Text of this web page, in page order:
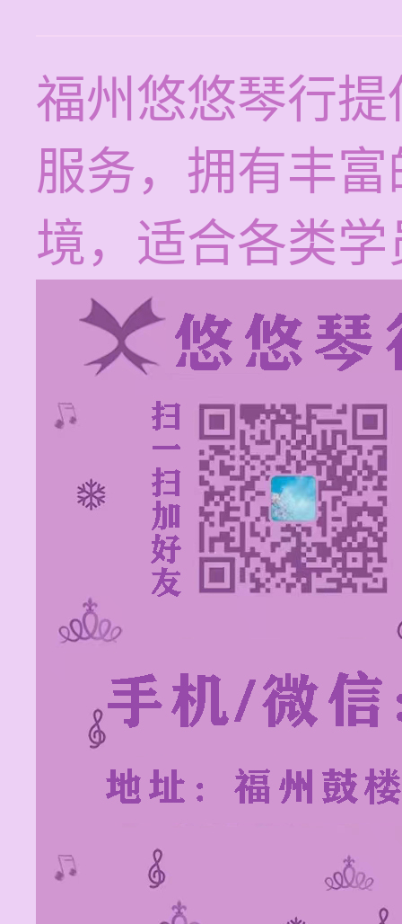
福州悠悠琴行
服务，拥有丰
境，适合各类